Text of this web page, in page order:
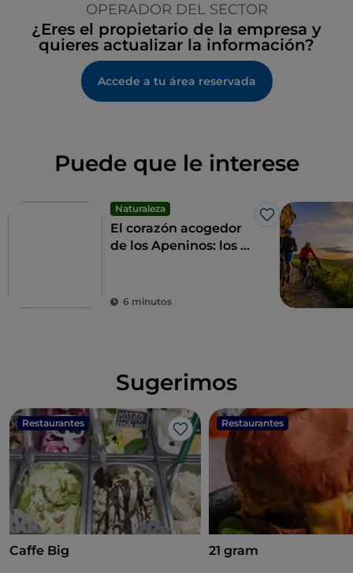
OPERADOR DEL SECTOR
¿Eres el propietario de la empresa y
quieres actualizar la información?
Accede a tu área reservada
Puede que le interese
Naturaleza
Me gusta
El corazón acogedor
de los Apeninos: los 9
6 minutos
Sugerimos
Restaurantes
Me gusta
Caffe Big
Restaurantes
21 gram